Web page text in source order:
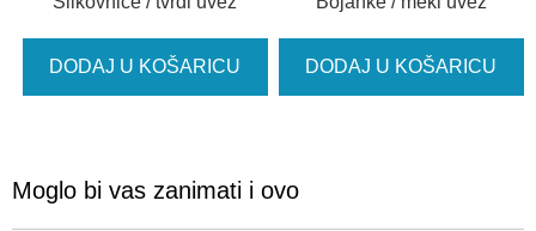
DODAJ U KOŠARICU DODAJ U KOŠARICU
Moglo bi vas zanimati i ovo